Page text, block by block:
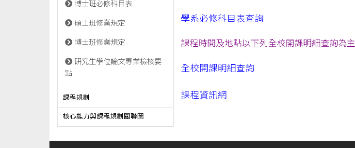
博士班必修科目表
碩士班修業規定
博士班修業規定
研究生學位論文專業檢核要
點
課程規劃
核心能力與課程規劃關聯圖
學系必修科目表查詢
課程時間及地點以下列全校開課明細查詢為主
全校開課明細查詢
課程資訊網